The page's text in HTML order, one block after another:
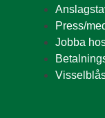
Press/
Jobba